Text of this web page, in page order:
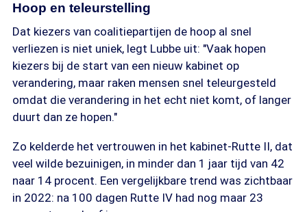
Hoop en teleurstelling
Dat kiezers van coalitiepartijen de hoop al snel
verliezen is niet uniek, legt Lubbe uit: "Vaak hopen
kiezers bij de start van een nieuw kabinet op
verandering, maar raken mensen snel teleurgesteld
omdat die verandering in het echt niet komt, of langer
duurt dan ze hopen."
Zo kelderde het vertrouwen in het kabinet-Rutte II, dat
veel wilde bezuinigen, in minder dan 1 jaar tijd van 42
naar 14 procent. Een vergelijkbare trend was zichtbaar
in 2022: na 100 dagen Rutte IV had nog maar 23